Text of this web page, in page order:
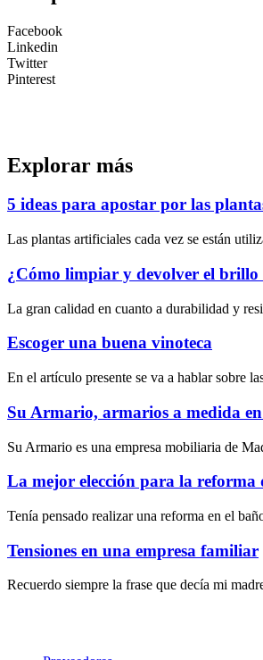
Facebook
Linkedin
Twitter
Pinterest
Explorar más
5 ideas para apostar por las
Las plantas artificiales cada vez se están
¿Cómo limpiar y devolver el brillo
La gran calidad en cuanto a durabilidad y
Escoger una buena vinoteca
En el artículo presente se va a hablar sobre
Su Armario, armarios a medida
Su Armario es una empresa mobiliaria de
La mejor elección para la reforma
Tenía pensado realizar una reforma en el
Tensiones en una empresa familiar
Recuerdo siempre la frase que decía mi